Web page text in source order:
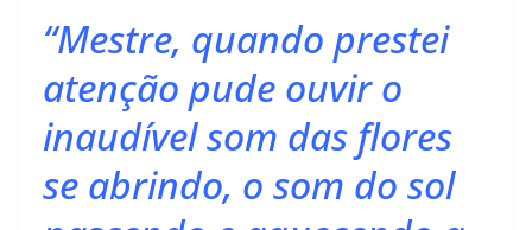
“Mestre, quando prestei
atenção pude ouvir o
inaudível som das flores
se abrindo, o som do sol